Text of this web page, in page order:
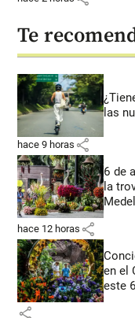
Te
las
hace 9 horas share
6 de
la
hace 12 horas share
en el
este
share